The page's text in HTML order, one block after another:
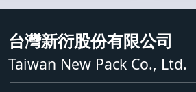
台灣新衍股份有限公司
Taiwan New Pack Co., Ltd.